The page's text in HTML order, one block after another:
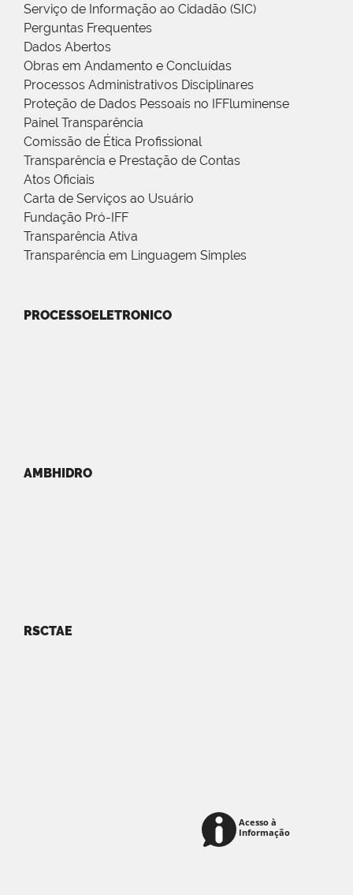
Serviço de Informação ao Cidadão (SIC)
Perguntas Frequentes
Dados Abertos
Obras em Andamento e Concluídas
Processos Administrativos Disciplinares
Proteção de Dados Pessoais no IFFluminense
Painel Transparência
Comissão de Ética Profissional
Transparência e Prestação de Contas
Atos Oficiais
Carta de Serviços ao Usuário
Fundação Pró-IFF
Transparência Ativa
Transparência em Linguagem Simples
PROCESSOELETRONICO
AMBHIDRO
RSCTAE